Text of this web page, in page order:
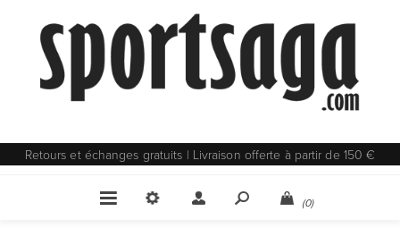
Retours et échanges gratuits | Livraison offerte à partir de 150 €
(0)